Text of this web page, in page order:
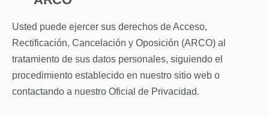
Usted puede ejercer sus derechos de Acceso,
Rectificación, Cancelación y Oposición (ARCO) al
tratamiento de sus datos personales, siguiendo el
procedimiento establecido en nuestro sitio web o
contactando a nuestro Oficial de Privacidad.